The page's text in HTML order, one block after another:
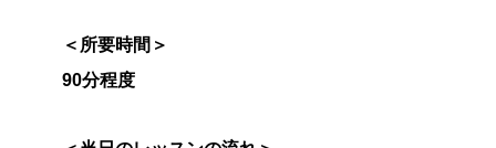
＜所要時間＞
90分程度